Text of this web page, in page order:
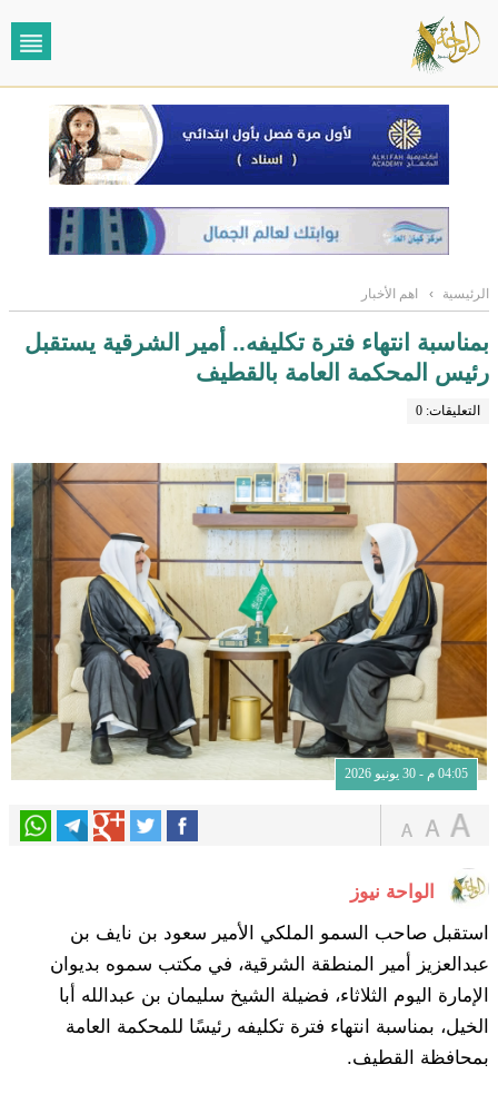
الرئيسية › اهم الأخبار
بمناسبة انتهاء فترة تكليفه.. أمير الشرقية يستقبل
رئيس المحكمة العامة بالقطيف
التعليقات: 0
04:05 م - 30 يونيو 2026
الواحة نيوز
استقبل صاحب السمو الملكي الأمير سعود بن نايف بن
عبدالعزيز أمير المنطقة الشرقية، في مكتب سموه بديوان
الإمارة اليوم الثلاثاء، فضيلة الشيخ سليمان بن عبدالله أبا
الخيل، بمناسبة انتهاء فترة تكليفه رئيسًا للمحكمة العامة
بمحافظة القطيف.